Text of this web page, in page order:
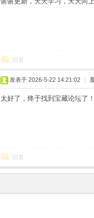
回复
发表于 2026-5-22 14:21:02
太好了，终于找到宝藏论坛了！
回复